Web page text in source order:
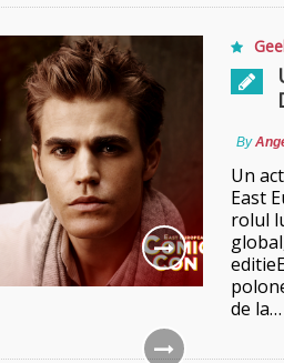
By
Un
East
rolul
de la…